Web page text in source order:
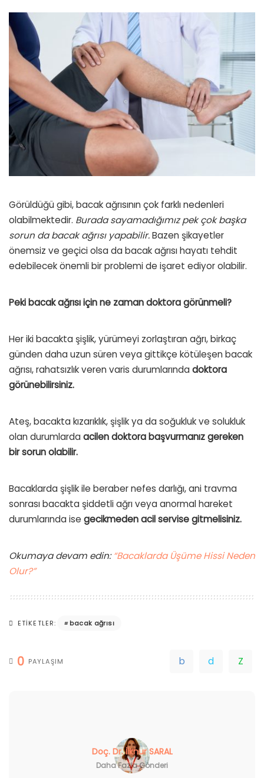
Görüldüğü gibi, bacak ağrısının çok farklı nedenleri
olabilmektedir. Burada sayamadığımız pek çok başka
sorun da bacak ağrısı yapabilir.Bazen şikayetler
önemsiz ve geçici olsa da bacak ağrısı hayatı tehdit
edebilecek önemli bir problemi de işaret ediyor olabilir.
Peki bacak ağrısı için ne zaman doktora görünmeli?
Her iki bacakta şişlik, yürümeyi zorlaştıran ağrı, birkaç
günden daha uzun süren veya gittikçe kötüleşen bacak
ağrısı, rahatsızlık veren varis durumlarında doktora
görünebilirsiniz.
Ateş, bacakta kızarıklık, şişlik ya da soğukluk ve solukluk
olan durumlarda acilen doktora başvurmanız gereken
bir sorun olabilir.
Bacaklarda şişlik ile beraber nefes darlığı, ani travma
sonrası bacakta şiddetli ağrı veya anormal hareket
durumlarında ise gecikmeden acil servise gitmelisiniz.
Okumaya devam edin:“Bacaklarda Üşüme Hissi Neden
Olur?”
ETIKETLER: bacak ağrısı
0 PAYLAŞIM
Doç. Dr. İlknur SARAL
Daha Fazla Gönderi